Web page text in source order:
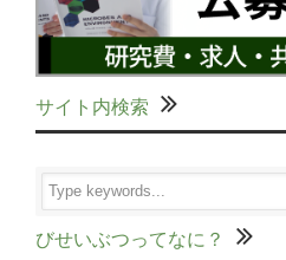
サイト内検索
びせいぶつってなに？